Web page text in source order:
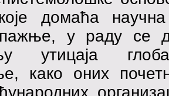
домаћа научна
у раду се
утицаја
како оних